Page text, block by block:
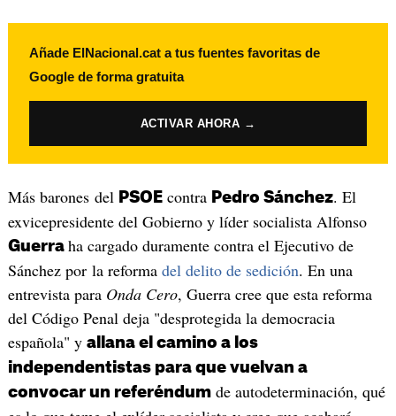
Añade ElNacional.cat a tus fuentes favoritas de
Google de forma gratuita
ACTIVAR AHORA →
Más barones del PSOEcontra Pedro Sánchez. El
exvicepresidente del Gobierno y líder socialista Alfonso
Guerra ha cargado duramente contra el Ejecutivo de
Sánchez por la reforma del delito de sedición. En una
entrevista para Onda Cero, Guerra cree que esta reforma
del Código Penal deja "desprotegida la democracia
española" y allana el camino a los
independentistas para que vuelvan a
convocar un referéndumde autodeterminación, qué